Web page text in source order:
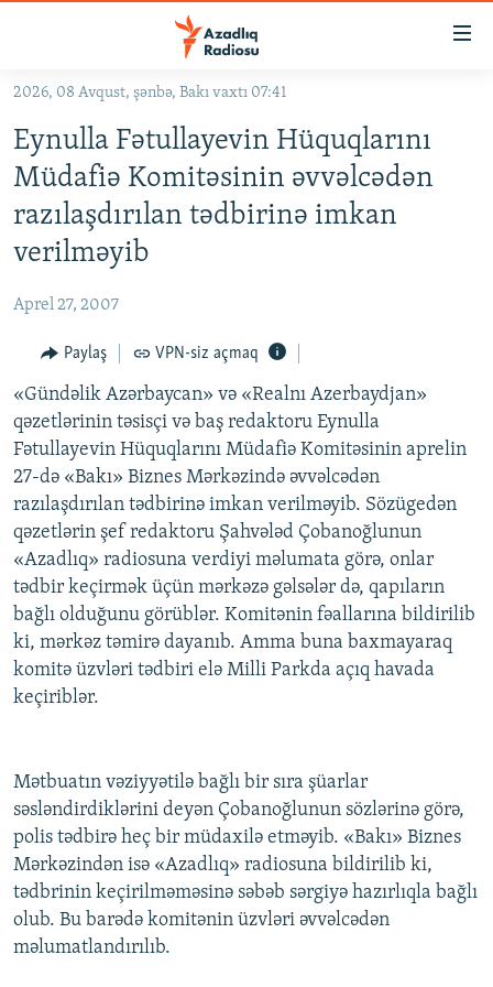
Əsas
qayıt
Əsas
naviqasiyaya
qayıt
Axtarışa
#İZAHLA
KORRUPSIOMETR
#ƏSLINDƏ
FƏRQƏ BAX
QANUNI DOĞRU
ARAŞDIRMA
MULTIMEDIA
FOTOQALEREYA
İNFOQRAFIKA
KARIKATURA
RADIO ARXIV
OXU ZALI
AZƏRBAYCAN ƏDƏBIYYATI KITABXANASI
İSLAM VƏ DEMOKRATIYA
İZ - MƏDƏNIYYƏT PROQRAMI
HAQQIMIZDA
MISSIYAMIZ
PEŞƏ ETIKASI VƏ JURNALISTIKA STANDARTLARIMIZ
MATERIALLARIMIZDAN ISTIFADƏ
AZADLIQRADIOSU MOBIL TELEFONUNUZDA
BIZIMLƏ ƏLAQƏ
XƏBƏR BÜLLETENLƏRIMIZ
BIZI IZLƏ
RFE/RL-in bütün saytları
2026, 08 Avqust, şənbə, Bakı vaxtı 07:41
Eynulla Fətullayevin Hüquqlarını
Müdafiə Komitəsinin əvvəlcədən
razılaşdırılan tədbirinə imkan
verilməyib
Aprel 27, 2007
Paylaş VPN-siz açmaq
«Gündəlik Azərbaycan» və «Realnı Azerbaydjan»
qəzetlərinin təsisçi və baş redaktoru Eynulla
Fətullayevin Hüquqlarını Müdafiə Komitəsinin aprelin
27-də «Bakı» Biznes Mərkəzində əvvəlcədən
razılaşdırılan tədbirinə imkan verilməyib. Sözügedən
qəzetlərin şef redaktoru Şahvələd Çobanoğlunun
«Azadlıq» radiosuna verdiyi məlumata görə, onlar
tədbir keçirmək üçün mərkəzə gəlsələr də, qapıların
bağlı olduğunu görüblər. Komitənin fəallarına bildirilib
ki, mərkəz təmirə dayanıb. Amma buna baxmayaraq
komitə üzvləri tədbiri elə Milli Parkda açıq havada
keçiriblər.
Mətbuatın vəziyyətilə bağlı bir sıra şüarlar
səsləndirdiklərini deyən Çobanoğlunun sözlərinə görə,
polis tədbirə heç bir müdaxilə etməyib. «Bakı» Biznes
Mərkəzindən isə «Azadlıq» radiosuna bildirilib ki,
tədbrinin keçirilməməsinə səbəb sərgiyə hazırlıqla bağlı
olub. Bu barədə komitənin üzvləri əvvəlcədən
məlumatlandırılıb.